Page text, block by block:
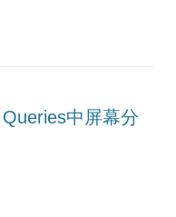
中屏幕分